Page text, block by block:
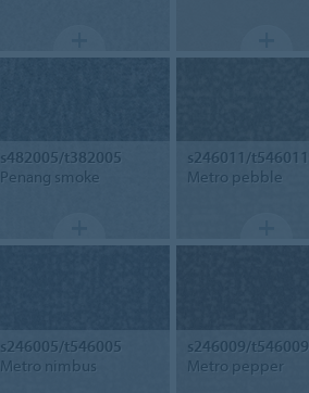
s482005/t382005
Penang smoke
s246011/t546011
Metro pebble
s246005/t546005
Metro nimbus
s246009/t546009
Metro pepper